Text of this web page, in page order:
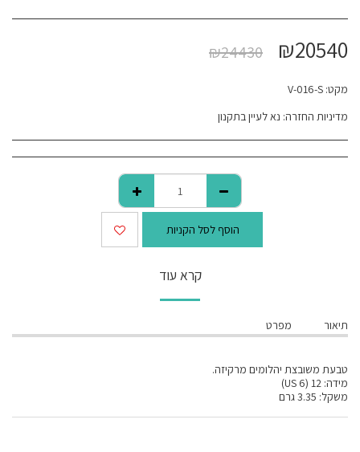
₪20540
₪24430
מקט: V-016-S
מדיניות החזרה: נא לעיין בתקנון
הוסף לסל הקניות
קרא עוד
תיאור מפרט
טבעת משובצת יהלומים מרקיזה.
מידה: 12 (US 6)
משקל: 3.35 גרם